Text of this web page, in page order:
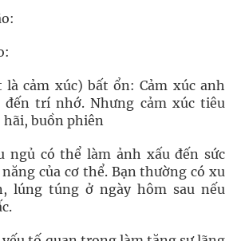
cảm xúc) bất ổn: Cảm xúc anh
trí nhớ. Nhưng cảm xúc tiêu
hãi, buồn phiên
ngủ có thể làm ảnh xấu đến sức
năng của cơ thể. Bạn thường có xu
lúng túng ở ngày hôm sau nếu